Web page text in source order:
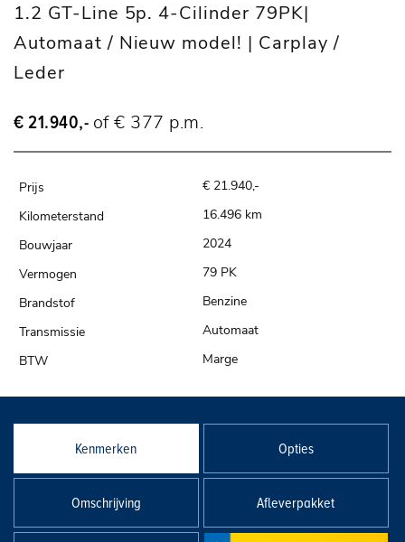
1.2 GT-Line 5p. 4-Cilinder 79PK|
Automaat / Nieuw model! | Carplay /
Leder
€ 21.940,- of € 377 p.m.
€ 21.940,-
16.496 km
2024
79 PK
Benzine
Automaat
Marge
Kenmerken Opties
Omschrijving Afleverpakket